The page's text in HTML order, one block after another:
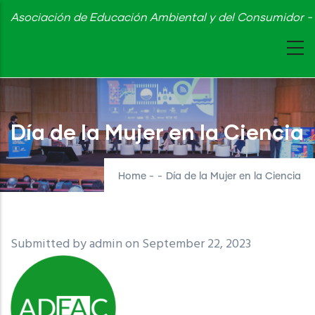
Skip
content
Asociación de Educación Ambiental y del Consumidor
Día de la Mujer en la Ciencia
Home - - Día de la Mujer en la Ciencia
Submitted byadminon September 22, 2023